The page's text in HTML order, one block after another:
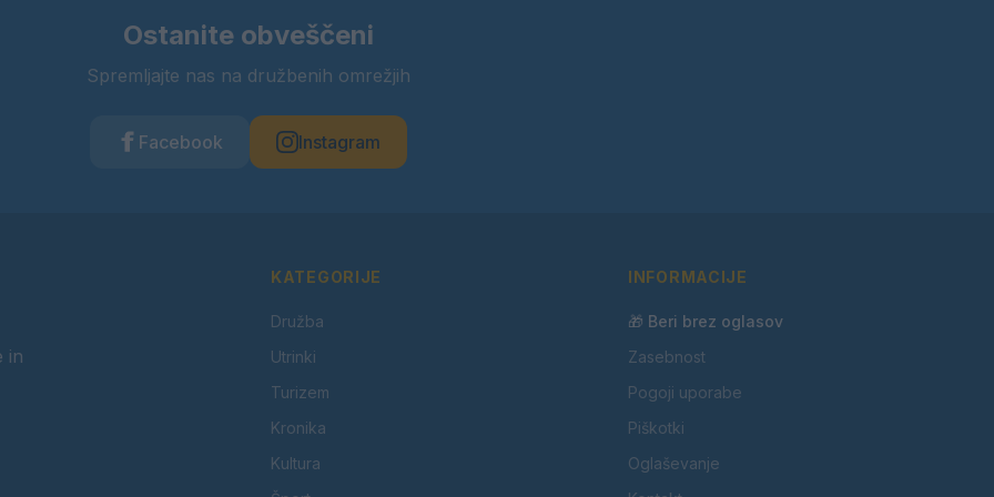
Ostanite obveščeni
Spremljajte nas na družbenih omrežjih
Facebook Instagram
in
KATEGORIJE
Družba
Utrinki
Turizem
Kronika
Kultura
INFORMACIJE
🎁 Beri brez oglasov
Zasebnost
Pogoji uporabe
Piškotki
Oglaševanje